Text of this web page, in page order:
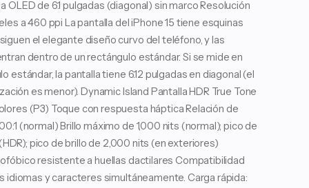
OLED de 6.1 pulgadas (diagonal) sin marco Resolución
a 460 ppi La pantalla del iPhone 15 tiene esquinas
el elegante diseño curvo del teléfono, y las
dentro de un rectángulo estándar. Si se mide en
estándar, la pantalla tiene 6.12 pulgadas en diagonal (el
es menor). Dynamic Island Pantalla HDR True Tone
(P3) Toque con respuesta háptica Relación de
(normal) Brillo máximo de 1,000 nits (normal); pico de
pico de brillo de 2,000 nits (en exteriores)
resistente a huellas dactilares Compatibilidad
idiomas y caracteres simultáneamente. Carga rápida: